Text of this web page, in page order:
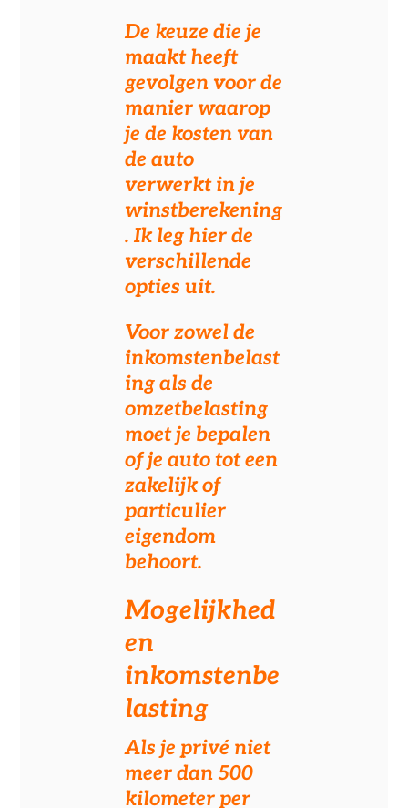
De keuze die je
maakt heeft
gevolgen voor de
manier waarop
je de kosten van
de auto
verwerkt in je
winstberekening
. Ik leg hier de
verschillende
opties uit.
Voor zowel de
inkomstenbelast
ing als de
omzetbelasting
moet je bepalen
of je auto tot een
zakelijk of
particulier
eigendom
behoort.
Mogelijkhed
en
inkomstenbe
lasting
Als je privé niet
meer dan 500
kilometer per